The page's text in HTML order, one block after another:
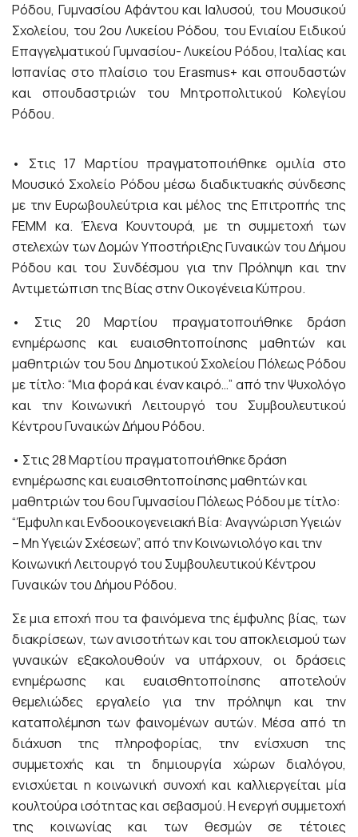
Ρόδου, Γυμνασίου Αφάντου και Ιαλυσού, του Μουσικού
Σχολείου, του 2ου Λυκείου Ρόδου, του Ενιαίου Ειδικού
Επαγγελματικού Γυμνασίου- Λυκείου Ρόδου, Ιταλίας και
Ισπανίας στο πλαίσιο του Erasmus+ και σπουδαστών
και σπουδαστριών του Μητροπολιτικού Κολεγίου
Ρόδου.
• Στις 17 Μαρτίου πραγματοποιήθηκε ομιλία στο
Μουσικό Σχολείο Ρόδου μέσω διαδικτυακής σύνδεσης
με την Ευρωβουλεύτρια και μέλος της Επιτροπής της
FEMM κα. Έλενα Κουντουρά, με τη συμμετοχή των
στελεχών των Δομών Υποστήριξης Γυναικών του Δήμου
Ρόδου και του Συνδέσμου για την Πρόληψη και την
Αντιμετώπιση της Βίας στην Οικογένεια Κύπρου.
• Στις 20 Μαρτίου πραγματοποιήθηκε δράση
ενημέρωσης και ευαισθητοποίησης μαθητών και
μαθητριών του 5ου Δημοτικού Σχολείου Πόλεως Ρόδου
με τίτλο: “Μια φορά και έναν καιρό…” από την Ψυχολόγο
και την Κοινωνική Λειτουργό του Συμβουλευτικού
Κέντρου Γυναικών Δήμου Ρόδου.
• Στις 28 Μαρτίου πραγματοποιήθηκε δράση
ενημέρωσης και ευαισθητοποίησης μαθητών και
μαθητριών του 6ου Γυμνασίου Πόλεως Ρόδου με τίτλο:
“Έμφυλη και Ενδοοικογενειακή Βία: Αναγνώριση Υγειών
– Μη Υγειών Σχέσεων”, από την Κοινωνιολόγο και την
Κοινωνική Λειτουργό του Συμβουλευτικού Κέντρου
Γυναικών του Δήμου Ρόδου.
Σε μια εποχή που τα φαινόμενα της έμφυλης βίας, των
διακρίσεων, των ανισοτήτων και του αποκλεισμού των
γυναικών εξακολουθούν να υπάρχουν, οι δράσεις
ενημέρωσης και ευαισθητοποίησης αποτελούν
θεμελιώδες εργαλείο για την πρόληψη και την
καταπολέμηση των φαινομένων αυτών. Μέσα από τη
διάχυση της πληροφορίας, την ενίσχυση της
συμμετοχής και τη δημιουργία χώρων διαλόγου,
ενισχύεται η κοινωνική συνοχή και καλλιεργείται μία
κουλτούρα ισότητας και σεβασμού. Η ενεργή συμμετοχή
της κοινωνίας και των θεσμών σε τέτοιες